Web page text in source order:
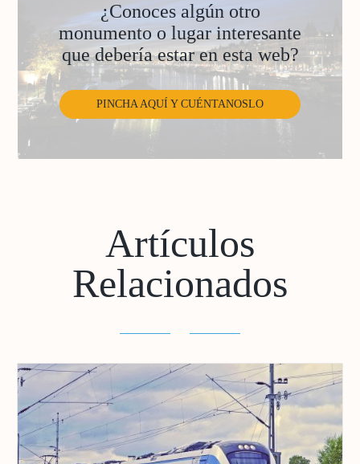
¿Conoces algún otro
monumento o lugar interesante
que debería estar en esta web?
PINCHA AQUÍ Y CUÉNTANOSLO
Artículos
Relacionados